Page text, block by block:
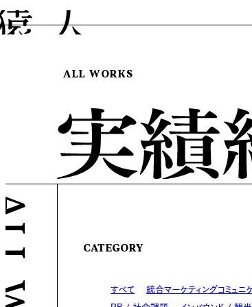
ALL WORKS
CATEGORY
すべて 統合マーケティングコミュニ